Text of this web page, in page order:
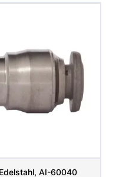
AI-60040